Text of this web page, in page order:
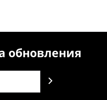
обновления